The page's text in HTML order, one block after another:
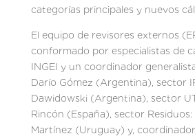
categorías principales y nuevos
El equipo de revisores externos
conformado por especialistas de
INGEI y un coordinador
Darío Gómez (Argentina), sector
Dawidowski (Argentina), sector
Rincón (España), sector
Martínez (Uruguay) y,